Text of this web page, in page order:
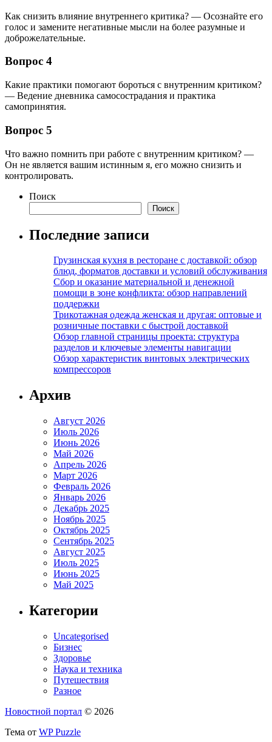
Как снизить влияние внутреннего критика? — Осознайте его
голос и замените негативные мысли на более разумные и
доброжелательные.
Вопрос 4
Какие практики помогают бороться с внутренним критиком?
— Ведение дневника самосострадания и практика
самопринятия.
Вопрос 5
Что важно помнить при работе с внутренним критиком? —
Он не является вашим истинным я, его можно снизить и
контролировать.
Поиск
Поиск
Последние записи
Грузинская кухня в ресторане с доставкой: обзор
блюд, форматов доставки и условий обслуживания
Сбор и оказание материальной и денежной
помощи в зоне конфликта: обзор направлений
поддержки
Трикотажная одежда женская и другая: оптовые и
розничные поставки с быстрой доставкой
Обзор главной страницы проекта: структура
разделов и ключевые элементы навигации
Обзор характеристик винтовых электрических
компрессоров
Архив
Август 2026
Июль 2026
Июнь 2026
Май 2026
Апрель 2026
Март 2026
Февраль 2026
Январь 2026
Декабрь 2025
Ноябрь 2025
Октябрь 2025
Сентябрь 2025
Август 2025
Июль 2025
Июнь 2025
Май 2025
Категории
Uncategorised
Бизнес
Здоровье
Наука и техника
Путешествия
Разное
Новостной портал © 2026
Тема от WP Puzzle